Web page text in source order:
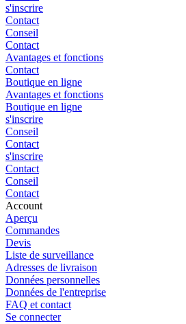
s'inscrire
Contact
Conseil
Contact
Avantages et fonctions
Contact
Boutique en ligne
Avantages et fonctions
Boutique en ligne
s'inscrire
Conseil
Contact
s'inscrire
Contact
Conseil
Contact
Account
Aperçu
Commandes
Devis
Liste de surveillance
Adresses de livraison
Données personnelles
Données de l'entreprise
FAQ et contact
Se connecter